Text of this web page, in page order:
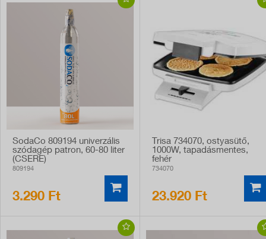
SodaCo 809194 univerzális
szódagép patron, 60-80 liter
(CSERE)
809194
3.290 Ft
Trisa 734070, ostyasütő,
1000W, tapadásmentes,
fehér
734070
23.920 Ft